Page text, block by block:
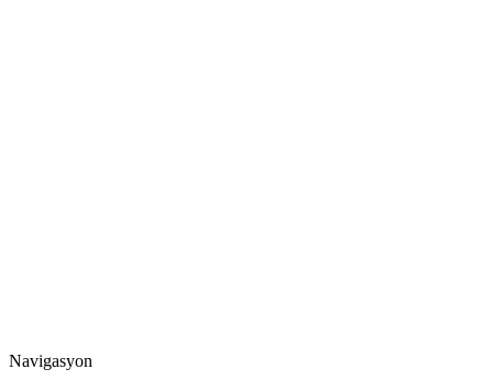
Navigasyon